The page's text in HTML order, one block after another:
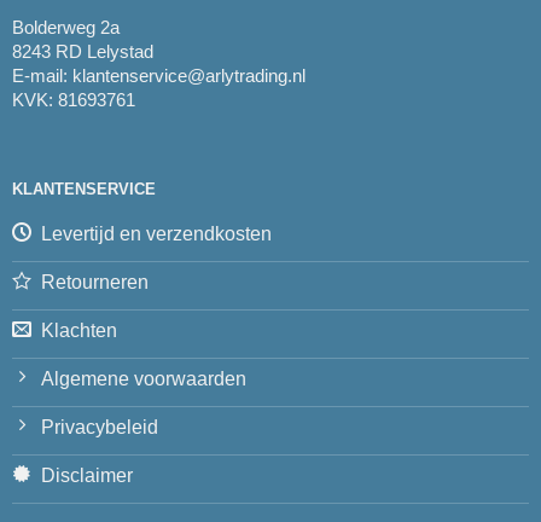
Bolderweg 2a
8243 RD Lelystad
E-mail: klantenservice@arlytrading.nl
KVK: 81693761
KLANTENSERVICE
Levertijd en verzendkosten
Retourneren
Klachten
Algemene voorwaarden
Privacybeleid
Disclaimer